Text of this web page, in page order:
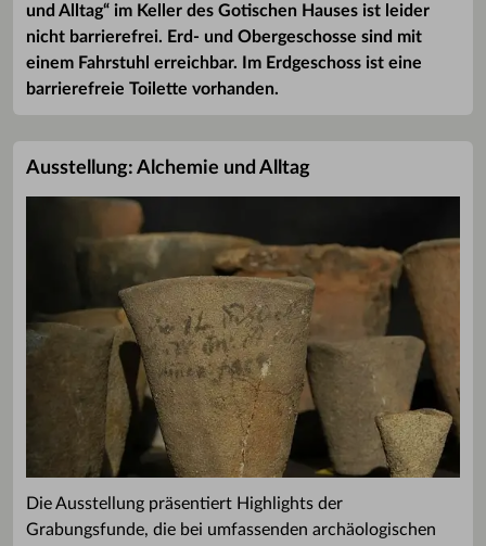
und Alltag“ im Keller des Gotischen Hauses ist leider
nicht barrierefrei. Erd- und Obergeschosse sind mit
einem Fahrstuhl erreichbar. Im Erdgeschoss ist eine
barrierefreie Toilette vorhanden.
Ausstellung: Alchemie und Alltag
Die Ausstellung präsentiert Highlights der
Grabungsfunde, die bei umfassenden archäologischen